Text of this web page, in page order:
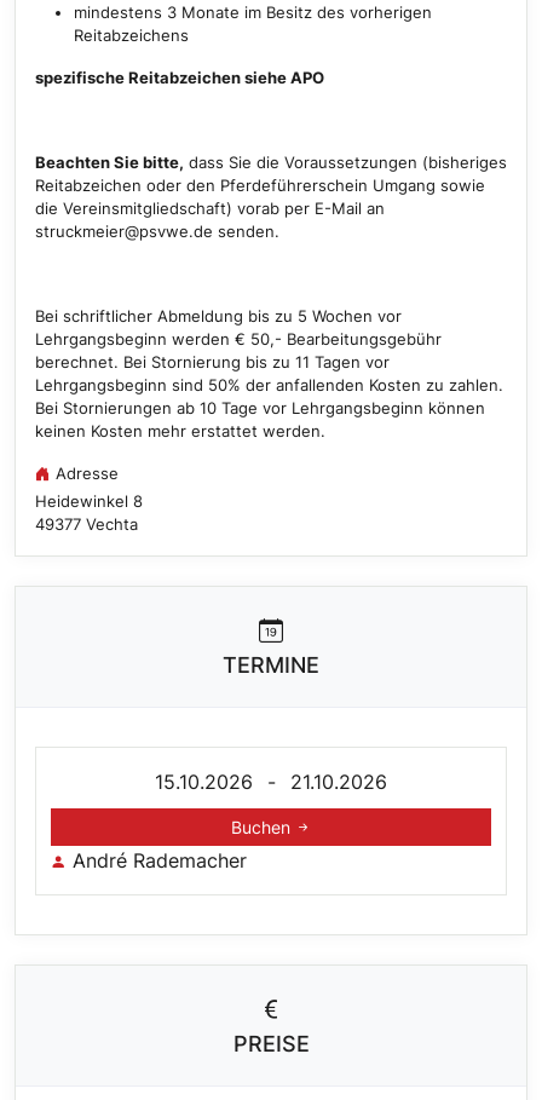
mindestens 3 Monate im Besitz des vorherigen
Reitabzeichens
spezifische Reitabzeichen siehe APO
Beachten Sie bitte, dass Sie die Voraussetzungen (bisheriges
Reitabzeichen oder den Pferdeführerschein Umgang sowie
die Vereinsmitgliedschaft) vorab per E-Mail an
struckmeier@psvwe.de senden.
Bei schriftlicher Abmeldung bis zu 5 Wochen vor
Lehrgangsbeginn werden € 50,- Bearbeitungsgebühr
berechnet. Bei Stornierung bis zu 11 Tagen vor
Lehrgangsbeginn sind 50% der anfallenden Kosten zu zahlen.
Bei Stornierungen ab 10 Tage vor Lehrgangsbeginn können
keinen Kosten mehr erstattet werden.
Adresse
Heidewinkel 8
49377 Vechta
TERMINE
15.10.2026 - 21.10.2026
Buchen
André Rademacher
PREISE